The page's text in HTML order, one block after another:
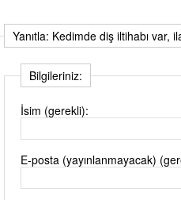
Yanıtla: Kedimde diş iltihabı var,
Bilgileriniz:
İsim (gerekli):
E-posta (yayınlanmayacak)